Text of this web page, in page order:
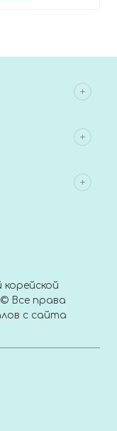
© Все права
с сайта